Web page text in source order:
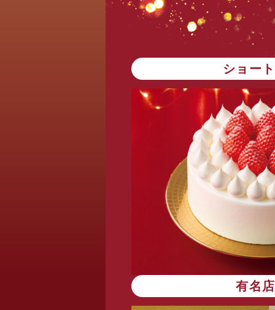
ショー
有名